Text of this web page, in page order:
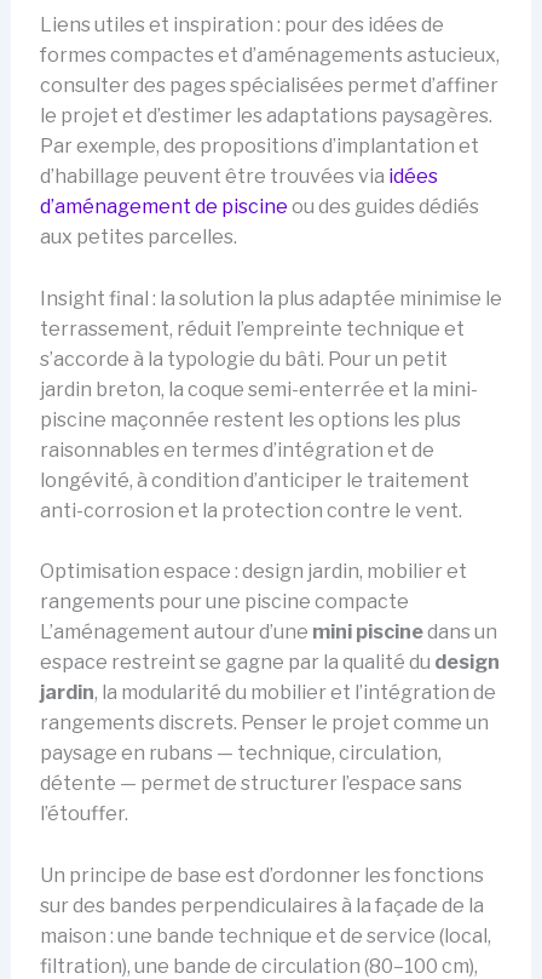
Liens utiles et inspiration : pour des idées de
formes compactes et d’aménagements astucieux,
consulter des pages spécialisées permet d’affiner
le projet et d’estimer les adaptations paysagères.
Par exemple, des propositions d’implantation et
d’habillage peuvent être trouvées via idées
d’aménagement de piscine ou des guides dédiés
aux petites parcelles.
Insight final : la solution la plus adaptée minimise le
terrassement, réduit l’empreinte technique et
s’accorde à la typologie du bâti. Pour un petit
jardin breton, la coque semi-enterrée et la mini-
piscine maçonnée restent les options les plus
raisonnables en termes d’intégration et de
longévité, à condition d’anticiper le traitement
anti-corrosion et la protection contre le vent.
Optimisation espace : design jardin, mobilier et
rangements pour une piscine compacte
L’aménagement autour d’une mini piscinedans un
espace restreint se gagne par la qualité du design
jardin, la modularité du mobilier et l’intégration de
rangements discrets. Penser le projet comme un
paysage en rubans — technique, circulation,
détente — permet de structurer l’espace sans
l’étouffer.
Un principe de base est d’ordonner les fonctions
sur des bandes perpendiculaires à la façade de la
maison : une bande technique et de service (local,
filtration), une bande de circulation (80–100 cm),